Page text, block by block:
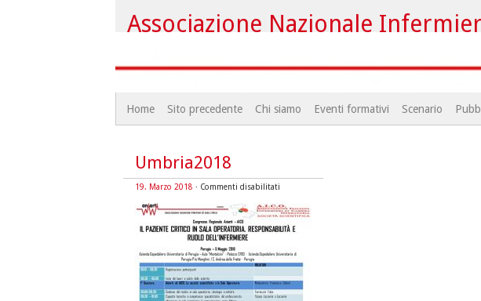
Associazione Nazionale
Home Sito precedente Chi siamo Eventi formativi Scenario
Umbria2018
19. Marzo 2018 · Commenti disabilitati